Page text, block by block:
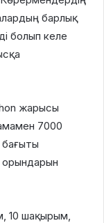
барлық
болып келе
жарысы
7000
орындарын
10 шақырым,